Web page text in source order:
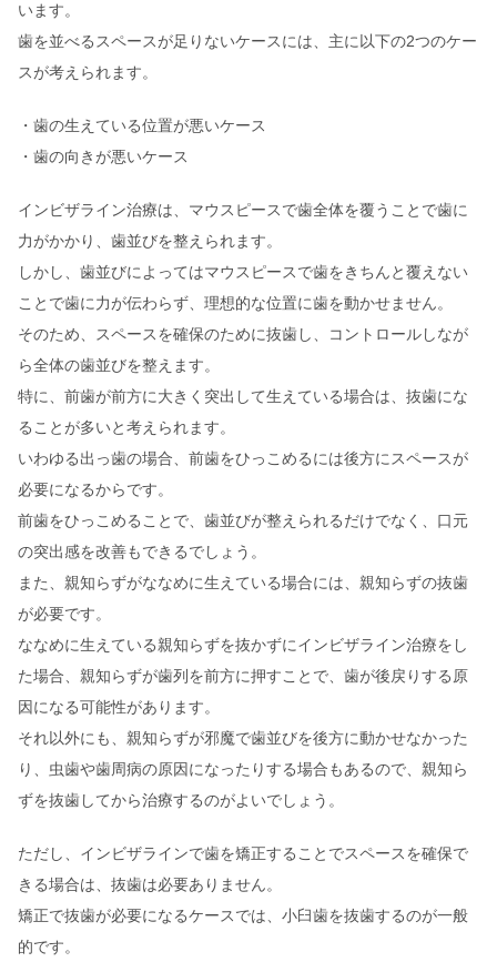
います。
歯を並べるスペースが足りないケースには、主に以下の2つのケー
スが考えられます。
・歯の生えている位置が悪いケース
・歯の向きが悪いケース
インビザライン治療は、マウスピースで歯全体を覆うことで歯に
力がかかり、歯並びを整えられます。
しかし、歯並びによってはマウスピースで歯をきちんと覆えない
ことで歯に力が伝わらず、理想的な位置に歯を動かせません。
そのため、スペースを確保のために抜歯し、コントロールしなが
ら全体の歯並びを整えます。
特に、前歯が前方に大きく突出して生えている場合は、抜歯にな
ることが多いと考えられます。
いわゆる出っ歯の場合、前歯をひっこめるには後方にスペースが
必要になるからです。
前歯をひっこめることで、歯並びが整えられるだけでなく、口元
の突出感を改善もできるでしょう。
また、親知らずがななめに生えている場合には、親知らずの抜歯
が必要です。
ななめに生えている親知らずを抜かずにインビザライン治療をし
た場合、親知らずが歯列を前方に押すことで、歯が後戻りする原
因になる可能性があります。
それ以外にも、親知らずが邪魔で歯並びを後方に動かせなかった
り、虫歯や歯周病の原因になったりする場合もあるので、親知ら
ずを抜歯してから治療するのがよいでしょう。
ただし、インビザラインで歯を矯正することでスペースを確保で
きる場合は、抜歯は必要ありません。
矯正で抜歯が必要になるケースでは、小臼歯を抜歯するのが一般
的です。